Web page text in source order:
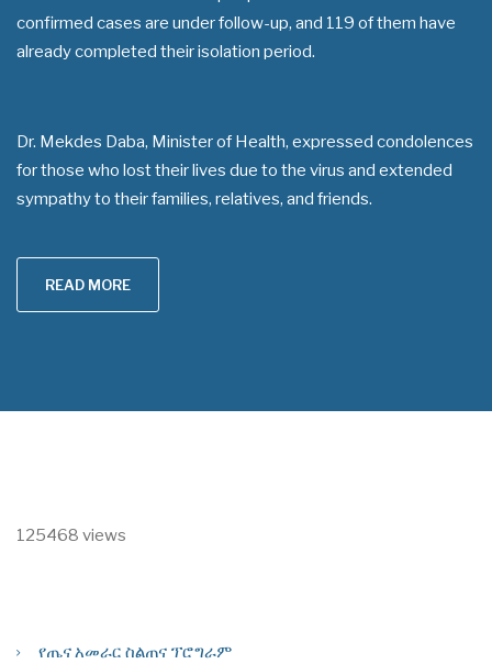
confirmed cases are under follow-up, and 119 of them have
already completed their isolation period.
Dr. Mekdes Daba, Minister of Health, expressed condolences
for those who lost their lives due to the virus and extended
sympathy to their families, relatives, and friends.
READ MORE
125468 views
የጤና አመራር ስልጠና ፕሮግራም